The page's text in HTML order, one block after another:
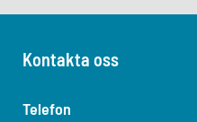
Kontakta oss
Telefon